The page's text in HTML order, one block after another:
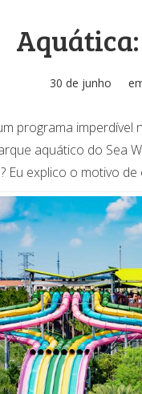
30 de junho
programa
aquático do Sea
Eu explico o motivo